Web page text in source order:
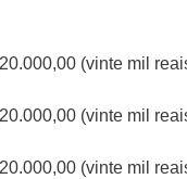
(vinte mil
(vinte mil
(vinte mil